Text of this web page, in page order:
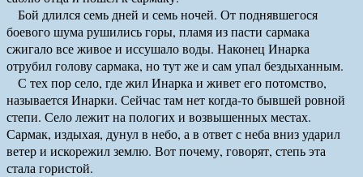
Бой длился семь дней и семь ночей. От поднявшегося
боевого шума рушились горы, пламя из пасти сармака
сжигало все живое и иссушало воды. Наконец Инарка
отрубил голову сармака, но тут же и сам упал бездыханным.
С тех пор село, где жил Инарка и живет его потомство,
называется Инарки. Сейчас там нет когда-то бывшей ровной
степи. Село лежит на пологих и возвышенных местах.
Сармак, издыхая, дунул в небо, а в ответ с неба вниз ударил
ветер и искорежил землю. Вот почему, говорят, степь эта
стала гористой.